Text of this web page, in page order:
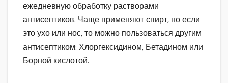
ежедневную обработку растворами
антисептиков. Чаще применяют спирт, но если
это ухо или нос, то можно пользоваться другим
антисептиком: Хлоргексидином, Бетадином или
Борной кислотой.